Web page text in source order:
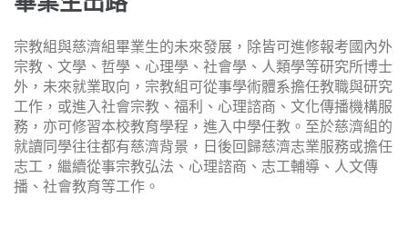
宗教組與慈濟組畢業生的未來發展，除皆可進修報考國內外
宗教、文學、哲學、心理學、社會學、人類學等研究所博士
外，未來就業取向，宗教組可從事學術體系擔任教職與研究
工作，或進入社會宗教、福利、心理諮商、文化傳播機構服
務，亦可修習本校教育學程，進入中學任教。至於慈濟組的
就讀同學往往都有慈濟背景，日後回歸慈濟志業服務或擔任
志工，繼續從事宗教弘法、心理諮商、志工輔導、人文傳
播、社會教育等工作。